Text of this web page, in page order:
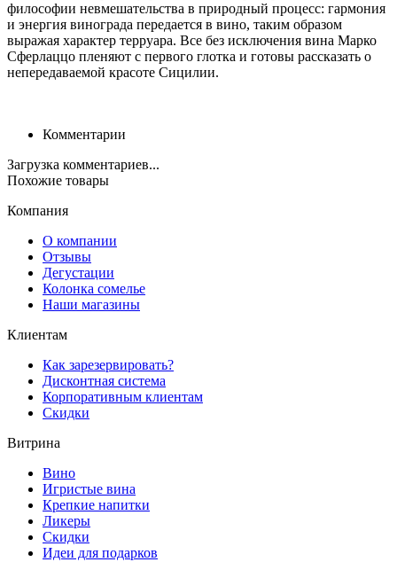
философии невмешательства в природный процесс: гармония
и энергия винограда передается в вино, таким образом
выражая характер терруара. Все без исключения вина Марко
Сферлаццо пленяют с первого глотка и готовы рассказать о
непередаваемой красоте Сицилии.
Комментарии
Загрузка комментариев...
Похожие товары
Компания
О компании
Отзывы
Дегустации
Колонка сомелье
Наши магазины
Клиентам
Как зарезервировать?
Дисконтная система
Корпоративным клиентам
Скидки
Витрина
Вино
Игристые вина
Крепкие напитки
Ликеры
Скидки
Идеи для подарков